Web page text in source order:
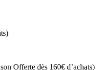
Offerte dès 160€ d’achats)